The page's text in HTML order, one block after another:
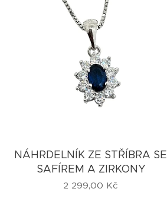
NÁHRDELNÍK ZE STŘÍBRA SE
SAFÍREM A ZIRKONY
2 299,00 Kč